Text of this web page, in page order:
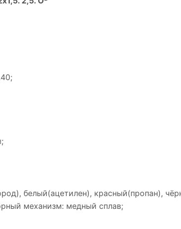
белый(ацетилен), красный(пропан),
механизм: медный сплав;